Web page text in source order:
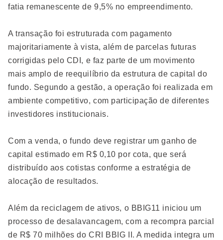
fatia remanescente de 9,5% no empreendimento.
A transação foi estruturada com pagamento
majoritariamente à vista, além de parcelas futuras
corrigidas pelo CDI, e faz parte de um movimento
mais amplo de reequilíbrio da estrutura de capital do
fundo. Segundo a gestão, a operação foi realizada em
ambiente competitivo, com participação de diferentes
investidores institucionais.
Com a venda, o fundo deve registrar um ganho de
capital estimado em R$ 0,10 por cota, que será
distribuído aos cotistas conforme a estratégia de
alocação de resultados.
Além da reciclagem de ativos, o BBIG11 iniciou um
processo de desalavancagem, com a recompra parcial
de R$ 70 milhões do CRI BBIG II. A medida integra um